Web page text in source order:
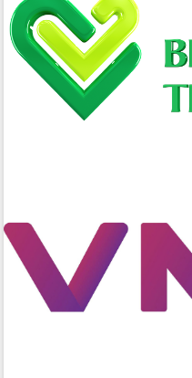
Chuyển đổi số 'mở đường' cho nông
nghiệp Đắk Lắk tăng trưởng bứt phá
Triển khai đồng bộ đo đạc, lập hồ sơ
địa chính, hoàn thiện cơ sở dữ liệu đất
Ứng dụng sinh trắc học - Bước tiến
nghệ, hướng tới phát triển thủy sản
bền vững
Tập huấn nâng cao năng lực triển khai
chuyển đổi số cho cán bộ, công chức
cấp xã